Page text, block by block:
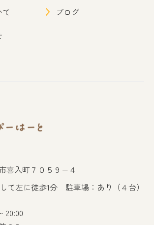
ブログ
喜入町７０５９−４
て左に徒歩1分 駐車場：あり（４台）
20:00